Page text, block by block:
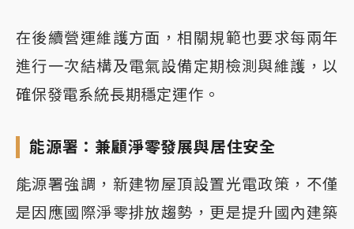
在後續營運維護方面，相關規範也要求每兩年
進行一次結構及電氣設備定期檢測與維護，以
確保發電系統長期穩定運作。
能源署：兼顧淨零發展與居住安全
能源署強調，新建物屋頂設置光電政策，不僅
是因應國際淨零排放趨勢，更是提升國內建築